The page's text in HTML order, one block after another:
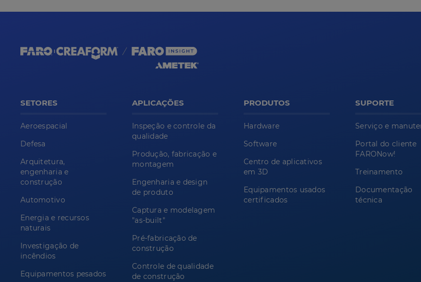
SETORES
Aeroespacial
Defesa
Arquitetura,
engenharia e
construção
Automotivo
Energia e recursos
naturais
Investigação de
incêndios
Equipamentos pesados
APLICAÇÕES
Inspeção e controle da
qualidade
Produção, fabricação e
montagem
Engenharia e design
de produto
Captura e modelagem
"as-built"
Pré-fabricação de
construção
Controle de qualidade
de construção
PRODUTOS
Hardware
Software
Centro de aplicativos
em 3D
Equipamentos usados
certificados
SUPORTE
Serviço e
Portal do cliente
FARONow!
Treinamento
Documentação
técnica